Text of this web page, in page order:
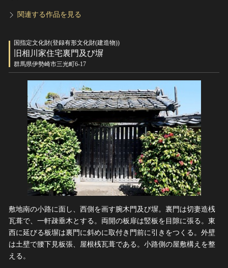
関連する作品を見る
国指定文化財(登録有形文化財(建造物))
旧相川家住宅裏門及び塀
群馬県伊勢崎市三光町6-17
敷地南の小路に面し、西側を画す腕木門及び塀。裏門は切妻造桟
瓦葺で、一軒疎垂木とする。両開の板扉は竪板を目隙に張る。東
西に延びる板塀は裏門に斜めに取付き門前に引きをつくる。外壁
は土壁で腰下見板張、屋根桟瓦葺である。小路側の屋敷構えを整
える。